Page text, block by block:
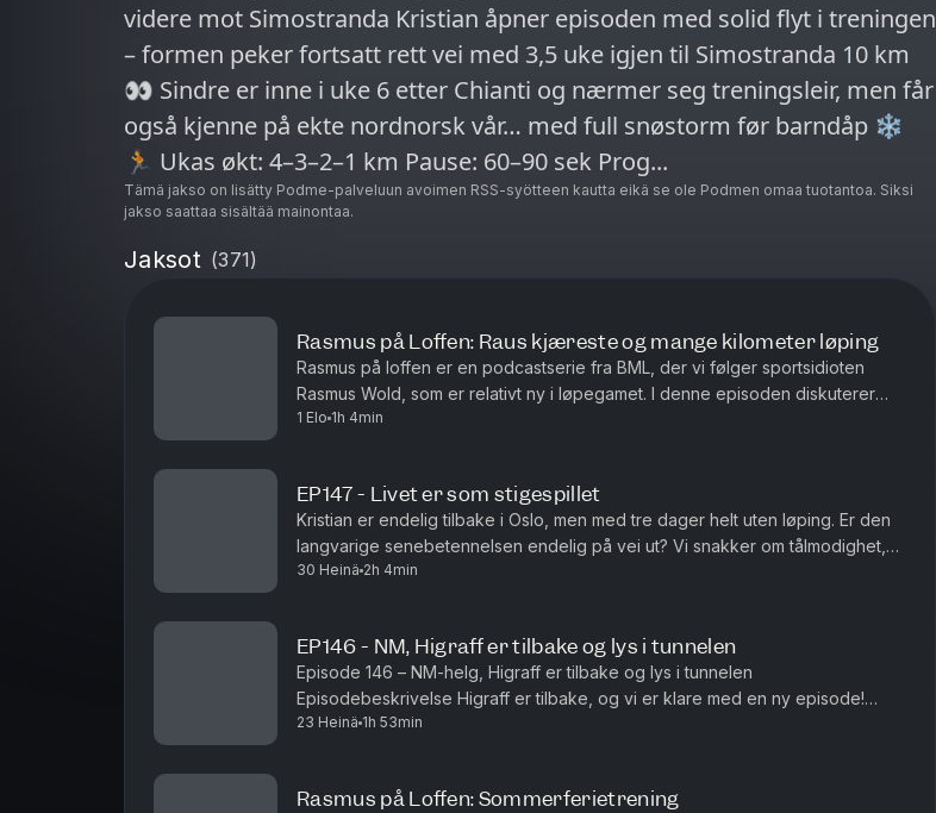
videre mot Simostranda Kristian åpner episoden med solid flyt i treningen
– formen peker fortsatt rett vei med 3,5 uke igjen til Simostranda 10 km
👀 Sindre er inne i uke 6 etter Chianti og nærmer seg treningsleir, men får
også kjenne på ekte nordnorsk vår… med full snøstorm før barndåp ❄️
🏃 Ukas økt: 4–3–2–1 km Pause: 60–90 sek Prog...
Tämä jakso on lisätty Podme-palveluun avoimen RSS-syötteen kautta eikä se ole Podmen omaa tuotantoa. Siksi
jakso saattaa sisältää mainontaa.
Jaksot (371)
Rasmus på Loffen: Raus kjæreste og mange kilometer løping
Rasmus på loffen er en podcastserie fra BML, der vi følger sportsidioten
Rasmus Wold, som er relativt ny i løpegamet. I denne episoden diskuterer
1 Elo 1h 4min
EP147 - Livet er som stigespillet
Kristian er endelig tilbake i Oslo, men med tre dager helt uten løping. Er den
langvarige senebetennelsen endelig på vei ut? Vi snakker om tålmodighet,
skader, restitusjon og hvordan det er å stå på s...
30 Heinä 2h 4min
EP146 - NM, Higraff er tilbake og lys i tunnelen
Episode 146 – NM-helg, Higraff er tilbake og lys i tunnelen
Episodebeskrivelse Higraff er tilbake, og vi er klare med en ny episode!
Kristian tilbringer enda en uke i Sarpsborg, med bare fem dager igj...
23 Heinä 1h 53min
Rasmus på Loffen: Sommerferietrening